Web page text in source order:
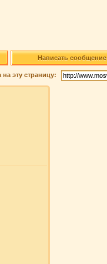
Написать сообщение
эту страницу: